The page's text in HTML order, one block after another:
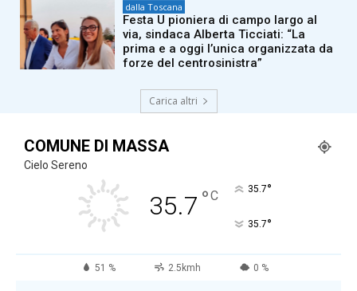
dalla Toscana
Festa U pioniera di campo largo al
via, sindaca Alberta Ticciati: “La
prima e a oggi l’unica organizzata da
forze del centrosinistra”
Carica altri
COMUNE DI MASSA
Cielo Sereno
35.7 °C 35.7°
35.7°
51 % 2.5kmh 0 %